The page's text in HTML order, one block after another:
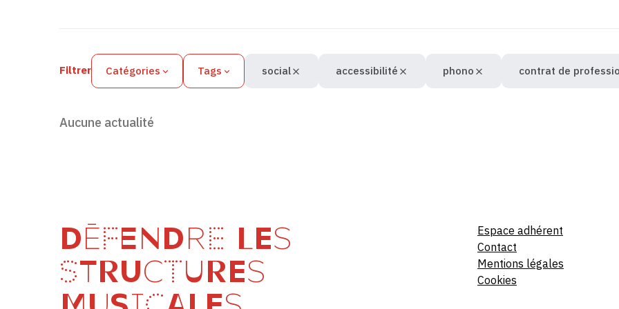
Filtres des actualités
Filtrer Catégories Tags social accessibilité phono contrat de
Aucune actualité
DÉFENDRE LES
STRUCTURES
Espace adhérent
Contact
Mentions légales
Cookies